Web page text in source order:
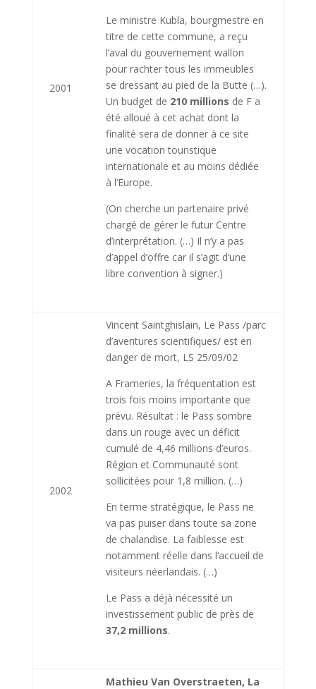
2001
Le ministre Kubla, bourgmestre en
titre de cette commune, a reçu
l’aval du gouvernement wallon
pour rachter tous les immeubles
se dressant au pied de la Butte (…).
Un budget de 210 millions de F a
été alloué à cet achat dont la
finalité sera de donner à ce site
une vocation touristique
internationale et au moins dédiée
à l’Europe.
(On cherche un partenaire privé
chargé de gérer le futur Centre
d’interprétation. (…) Il n’y a pas
d’appel d’offre car il s’agit d’une
libre convention à signer.)
2002
Vincent Saintghislain, Le Pass /parc
d’aventures scientifiques/ est en
danger de mort, LS 25/09/02
A Frameries, la fréquentation est
trois fois moins importante que
prévu. Résultat : le Pass sombre
dans un rouge avec un déficit
cumulé de 4,46 millions d’euros.
Région et Communauté sont
sollicitées pour 1,8 million. (…)
En terme stratégique, le Pass ne
va pas puiser dans toute sa zone
de chalandise. La faiblesse est
notamment réelle dans l’accueil de
visiteurs néerlandais. (…)
Le Pass a déjà nécessité un
investissement public de près de
37,2 millions.
Mathieu Van Overstraeten, La